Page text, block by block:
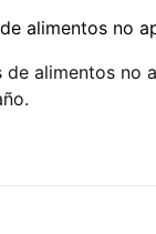
alimentos no